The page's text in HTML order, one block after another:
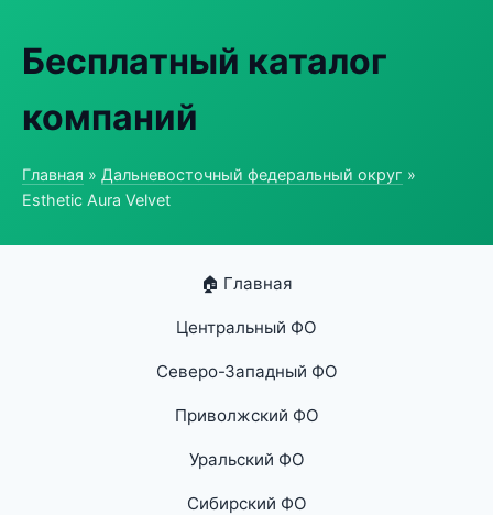
Бесплатный каталог
компаний
Главная » Дальневосточный федеральный округ »
Esthetic Aura Velvet
🏠 Главная
Центральный ФО
Северо-Западный ФО
Приволжский ФО
Уральский ФО
Сибирский ФО